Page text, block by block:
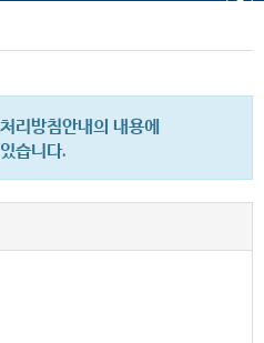
리방침안내의 내용에
습니다.